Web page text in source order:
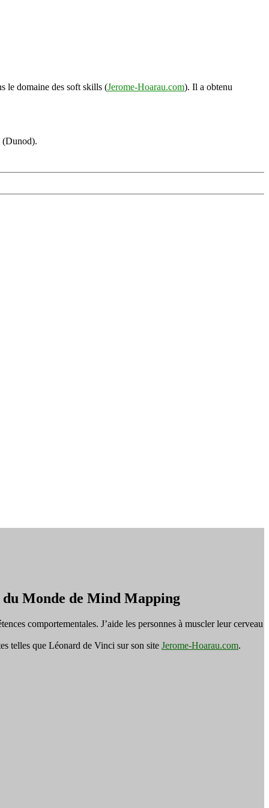
le domaine des soft skills (Jerome-Hoarau.com). Il a obtenu
(Dunod).
Monde de Mind Mapping
comportementales. J’aide les personnes à muscler leur cerveau
telles que Léonard de Vinci sur son site Jerome-Hoarau.com.